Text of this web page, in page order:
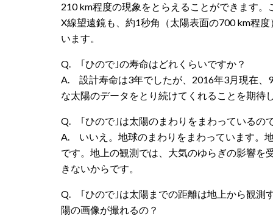
210 km程度の現象をとらえることができます
X線望遠鏡も、約1秒角（太陽表面の700 km程
います。
Q. ｢ひので｣の寿命はどれくらいですか？
A. 設計寿命は3年でしたが、2016年3月現在、
な太陽のデータをとり続けてくれることを期待
Q. ｢ひので｣は太陽のまわりをまわっているの
A. いいえ。地球のまわりをまわっています。
です。地上の観測では、大気のゆらぎの影響を
きないからです。
Q. ｢ひので｣は太陽までの距離は地上から観測
陽の画像が撮れるの？